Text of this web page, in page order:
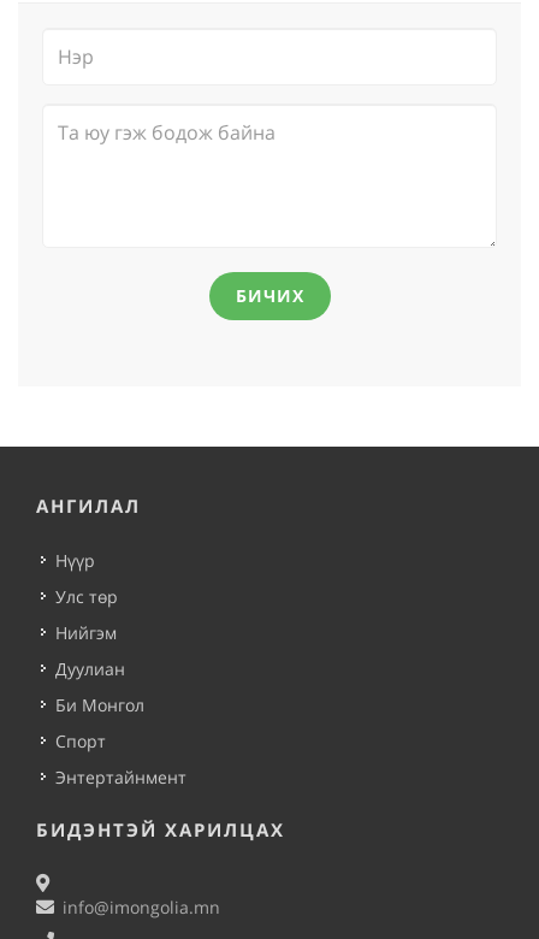
БИЧИХ
АНГИЛАЛ
Нүүр
Улс төр
Нийгэм
Дуулиан
Би Монгол
Спорт
Энтертайнмент
БИДЭНТЭЙ ХАРИЛЦАХ
info@imongolia.mn